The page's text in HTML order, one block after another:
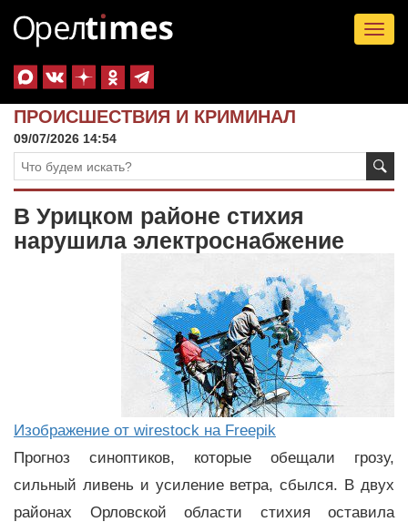
ПРОИСШЕСТВИЯ И КРИМИНАЛ
09/07/2026 14:54
В Урицком районе стихия
нарушила электроснабжение
Изображение от wirestock на Freepik
Прогноз синоптиков, которые обещали грозу,
сильный ливень и усиление ветра, сбылся. В двух
районах Орловской области стихия оставила